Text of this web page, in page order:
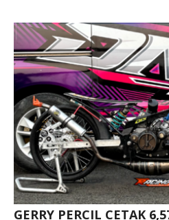
GERRY PERCIL CETAK